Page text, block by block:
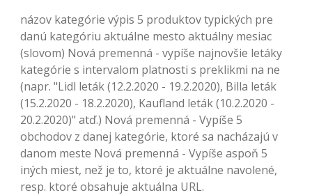
názov kategórie výpis 5 produktov typických pre
danú kategóriu aktuálne mesto aktuálny mesiac
(slovom) Nová premenná - vypíše najnovšie letáky
kategórie s intervalom platnosti s preklikmi na ne
(napr. "Lidl leták (12.2.2020 - 19.2.2020), Billa leták
(15.2.2020 - 18.2.2020), Kaufland leták (10.2.2020 -
20.2.2020)" atď.) Nová premenná - Vypíše 5
obchodov z danej kategórie, ktoré sa nacházajú v
danom meste Nová premenná - Vypíše aspoň 5
iných miest, než je to, ktoré je aktuálne navolené,
resp. ktoré obsahuje aktuálna URL.